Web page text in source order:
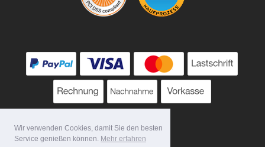
Wir verwenden Cookies, damit Sie den besten
Service genießen können. Mehr erfahren